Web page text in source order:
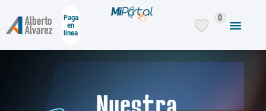
Paga
en
línea
0